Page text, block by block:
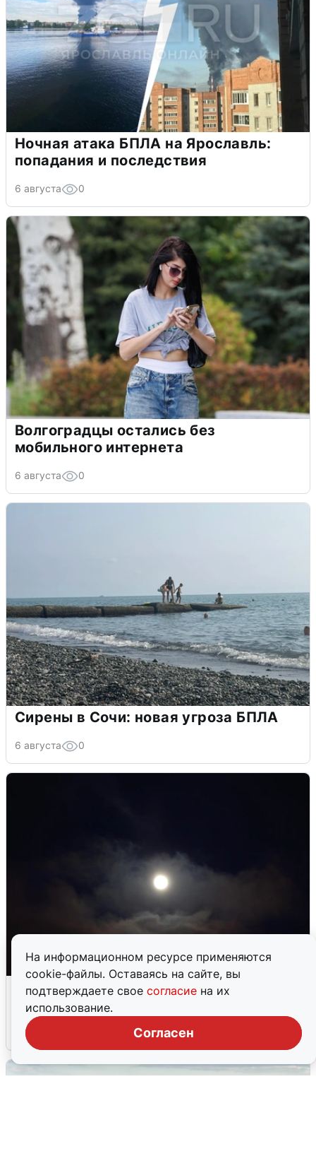
На информационном ресурсе применяются
cookie-файлы. Оставаясь на сайте, вы
подтверждаете свое согласие на их
использование.
Согласен
Ночная атака БПЛА на Ярославль:
попадания и последствия
6 августа 0
Волгоградцы остались без
мобильного интернета
6 августа 0
Сирены в Сочи: новая угроза БПЛА
6 августа 0
Взрывы в Воронеже после сигнала
тревоги
5 августа